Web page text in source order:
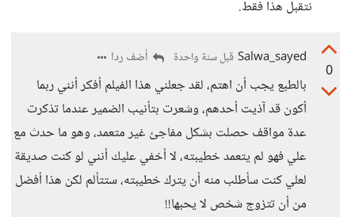
نتقبل هذا فقط.
0
Salwa_sayed قبل سنة واحدة أضف ردا
بالطبع يجب أن اهتم، لقد جعلني هذا الفيلم أفكر أنني ربما
أكون قد آذيت أحدهم، وشعرت بتأنيب الضمير عندما تذكرت
عدة مواقف حصلت بشكل مفاجئ غير متعمد، وهو ما حدث مع
علي فهو لم يتعمد خطيبته، لا أخفي عليك أنني لو كنت صديقة
لعلي كنت سأطلب منه أن يترك خطيبته، ستتألم لكن هذا أفضل
من أن تتزوج شخص لا يحبها!!